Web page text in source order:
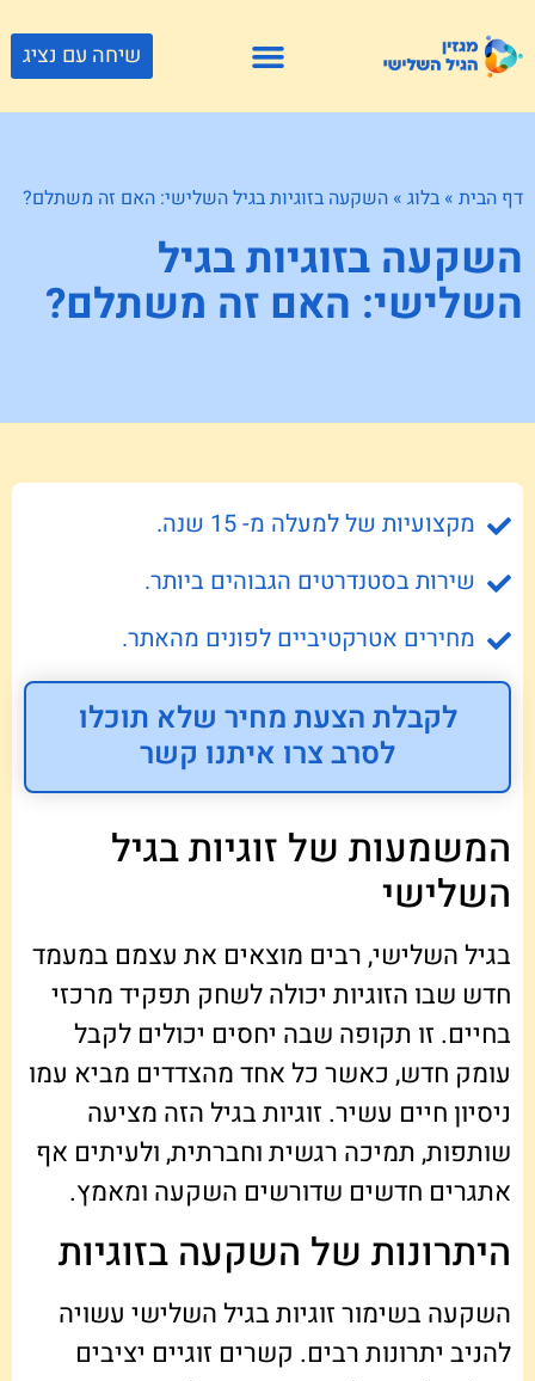
שיחה עם נציג
דף הבית » בלוג » השקעה בזוגיות בגיל השלישי: האם זה משתלם?
השקעה בזוגיות בגיל
השלישי: האם זה משתלם?
מקצועיות של למעלה מ- 15 שנה.
שירות בסטנדרטים הגבוהים ביותר.
מחירים אטרקטיביים לפונים מהאתר.
לקבלת הצעת מחיר שלא תוכלו
לסרב צרו איתנו קשר
המשמעות של זוגיות בגיל
השלישי
בגיל השלישי, רבים מוצאים את עצמם במעמד
חדש שבו הזוגיות יכולה לשחק תפקיד מרכזי
בחיים. זו תקופה שבה יחסים יכולים לקבל
עומק חדש, כאשר כל אחד מהצדדים מביא עמו
ניסיון חיים עשיר. זוגיות בגיל הזה מציעה
שותפות, תמיכה רגשית וחברתית, ולעיתים אף
אתגרים חדשים שדורשים השקעה ומאמץ.
היתרונות של השקעה בזוגיות
השקעה בשימור זוגיות בגיל השלישי עשויה
להניב יתרונות רבים. קשרים זוגיים יציבים